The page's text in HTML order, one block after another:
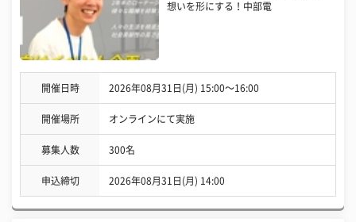
想いを形にする！中部電
開催日時 2026年08月31日(月) 15:00〜16:00
開催場所 オンラインにて実施
募集人数 300名
申込締切 2026年08月31日(月) 14:00